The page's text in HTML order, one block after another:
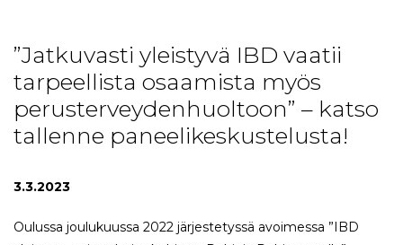
”Jatkuvasti yleistyvä IBD vaatii
tarpeellista osaamista myös
perusterveydenhuoltoon” – katso
tallenne paneelikeskustelusta!
3.3.2023
Oulussa joulukuussa 2022 järjestetyssä avoimessa ”IBD